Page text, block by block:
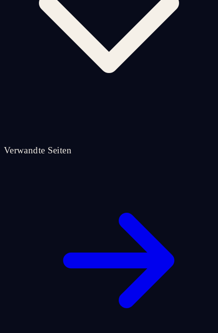
Verwandte Seiten